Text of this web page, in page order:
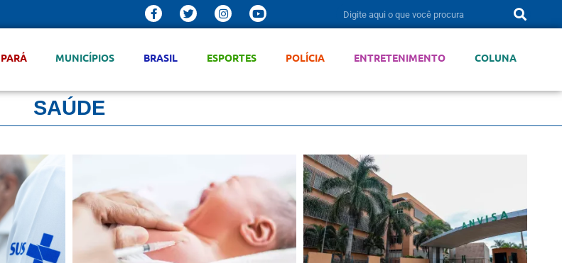
PARÁ MUNICÍPIOS BRASIL ESPORTES POLÍCIA ENTRETENIMENTO COLUNA
SAÚDE